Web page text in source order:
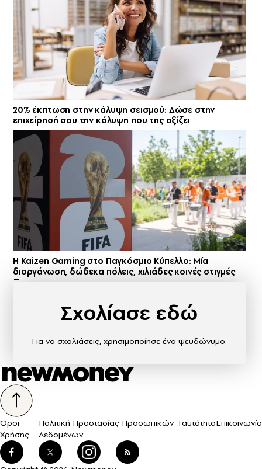
20% έκπτωση στην κάλυψη σεισμού: Δώσε στην
επιχείρησή σου την κάλυψη που της αξίζει
H Kaizen Gaming στο Παγκόσμιο Kύπελλο: Μία
διοργάνωση, δώδεκα πόλεις, χιλιάδες κοινές στιγμές
Σχολίασε εδώ
Για να σχολιάσεις, χρησιμοποίησε ένα ψευδώνυμο.
Όροι
Χρήσης
Πολιτική Προστασίας Προσωπικών
Δεδομένων
ΤαυτότηταΕπικοινωνία